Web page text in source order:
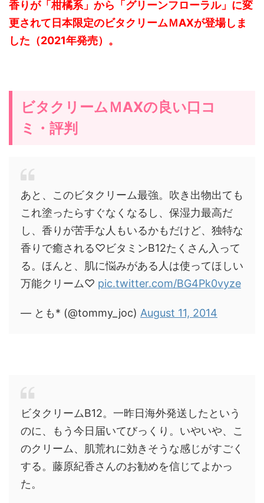
香りが「柑橘系」から「グリーンフローラル」に変
更されて日本限定のビタクリームＭAXが登場しま
した（2021年発売）。
ビタクリームＭAXの良い口コ
ミ・評判
あと、このビタクリーム最強。吹き出物出ても
これ塗ったらすぐなくなるし、保湿力最高だ
し、香りが苦手な人もいるかもだけど、独特な
香りで癒される♡ビタミンB12たくさん入って
る。ほんと、肌に悩みがある人は使ってほしい
万能クリーム♡ pic.twitter.com/BG4Pk0vyze
— とも* (@tommy_joc) August 11, 2014
ビタクリームB12。一昨日海外発送したという
のに、もう今日届いてびっくり。いやいや、こ
のクリーム、肌荒れに効きそうな感じがすごく
する。藤原紀香さんのお勧めを信じてよかっ
た。